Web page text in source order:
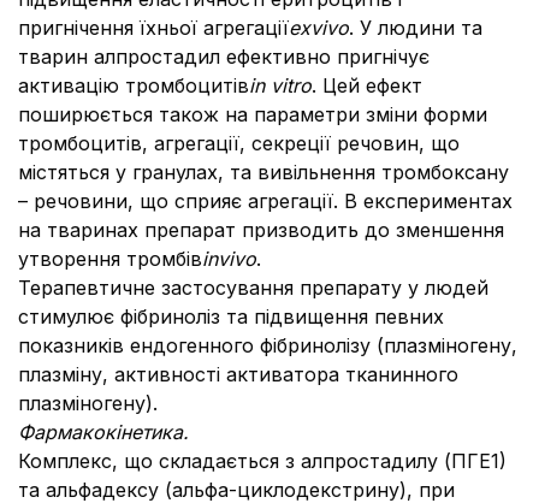
пригнічення їхньої агрегаціїexvivo. У людини та
тварин алпростадил ефективно пригнічує
активацію тромбоцитівin vitro. Цей ефект
поширюється також на параметри зміни форми
тромбоцитів, агрегації, секреції речовин, що
містяться у гранулах, та вивільнення тромбоксану
– речовини, що сприяє агрегації. В експериментах
на тваринах препарат призводить до зменшення
утворення тромбівinvivo.
Терапевтичне застосування препарату у людей
стимулює фібриноліз та підвищення певних
показників ендогенного фібринолізу (плазміногену,
плазміну, активності активатора тканинного
плазміногену).
Фармакокінетика.
Комплекс, що складається з алпростадилу (ПГЕ1)
та альфадексу (альфа-циклодекстрину), при